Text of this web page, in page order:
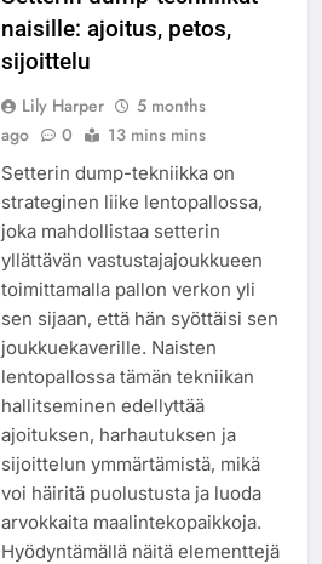
naisille: ajoitus, petos,
sijoittelu
Lily Harper
5 months
ago
0 13 mins mins
Setterin dump-tekniikka on
strateginen liike lentopallossa,
joka mahdollistaa setterin
yllättävän vastustajajoukkueen
toimittamalla pallon verkon yli
sen sijaan, että hän syöttäisi sen
joukkuekaverille. Naisten
lentopallossa tämän tekniikan
hallitseminen edellyttää
ajoituksen, harhautuksen ja
sijoittelun ymmärtämistä, mikä
voi häiritä puolustusta ja luoda
arvokkaita maalintekopaikkoja.
Hyödyntämällä näitä elementtejä